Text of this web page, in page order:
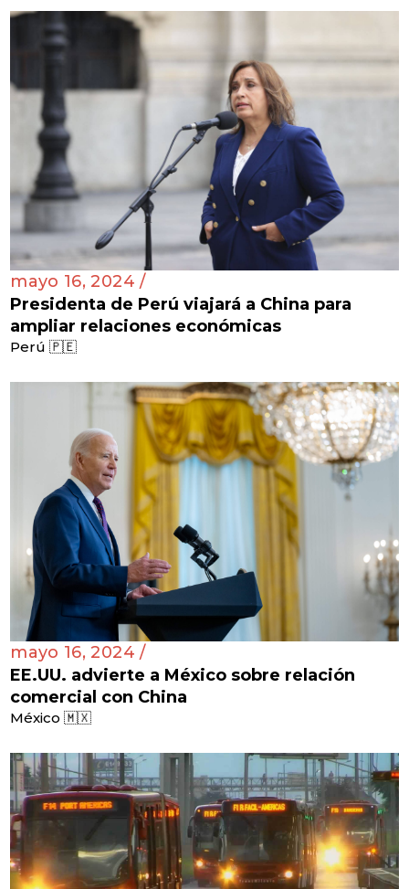
mayo 16, 2024 /
Presidenta de Perú viajará a China para
ampliar relaciones económicas
Perú 🇵🇪
mayo 16, 2024 /
EE.UU. advierte a México sobre relación
comercial con China
México 🇲🇽